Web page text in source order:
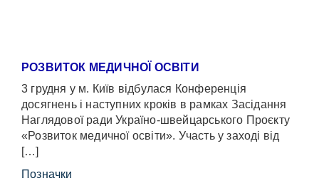
РОЗВИТОК МЕДИЧНОЇ ОСВІТИ
3 грудня у м. Київ відбулася Конференція
досягнень і наступних кроків в рамках Засідання
Наглядової ради Україно-швейцарського Проєкту
«Розвиток медичної освіти». Участь у заході від
[…]
Позначки